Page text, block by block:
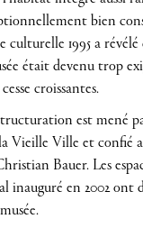
bien
culturelle 1995 a
était devenu trop
croissantes.
est mené
Vieille Ville et confié
Bauer. Les
inauguré en 2002 ont